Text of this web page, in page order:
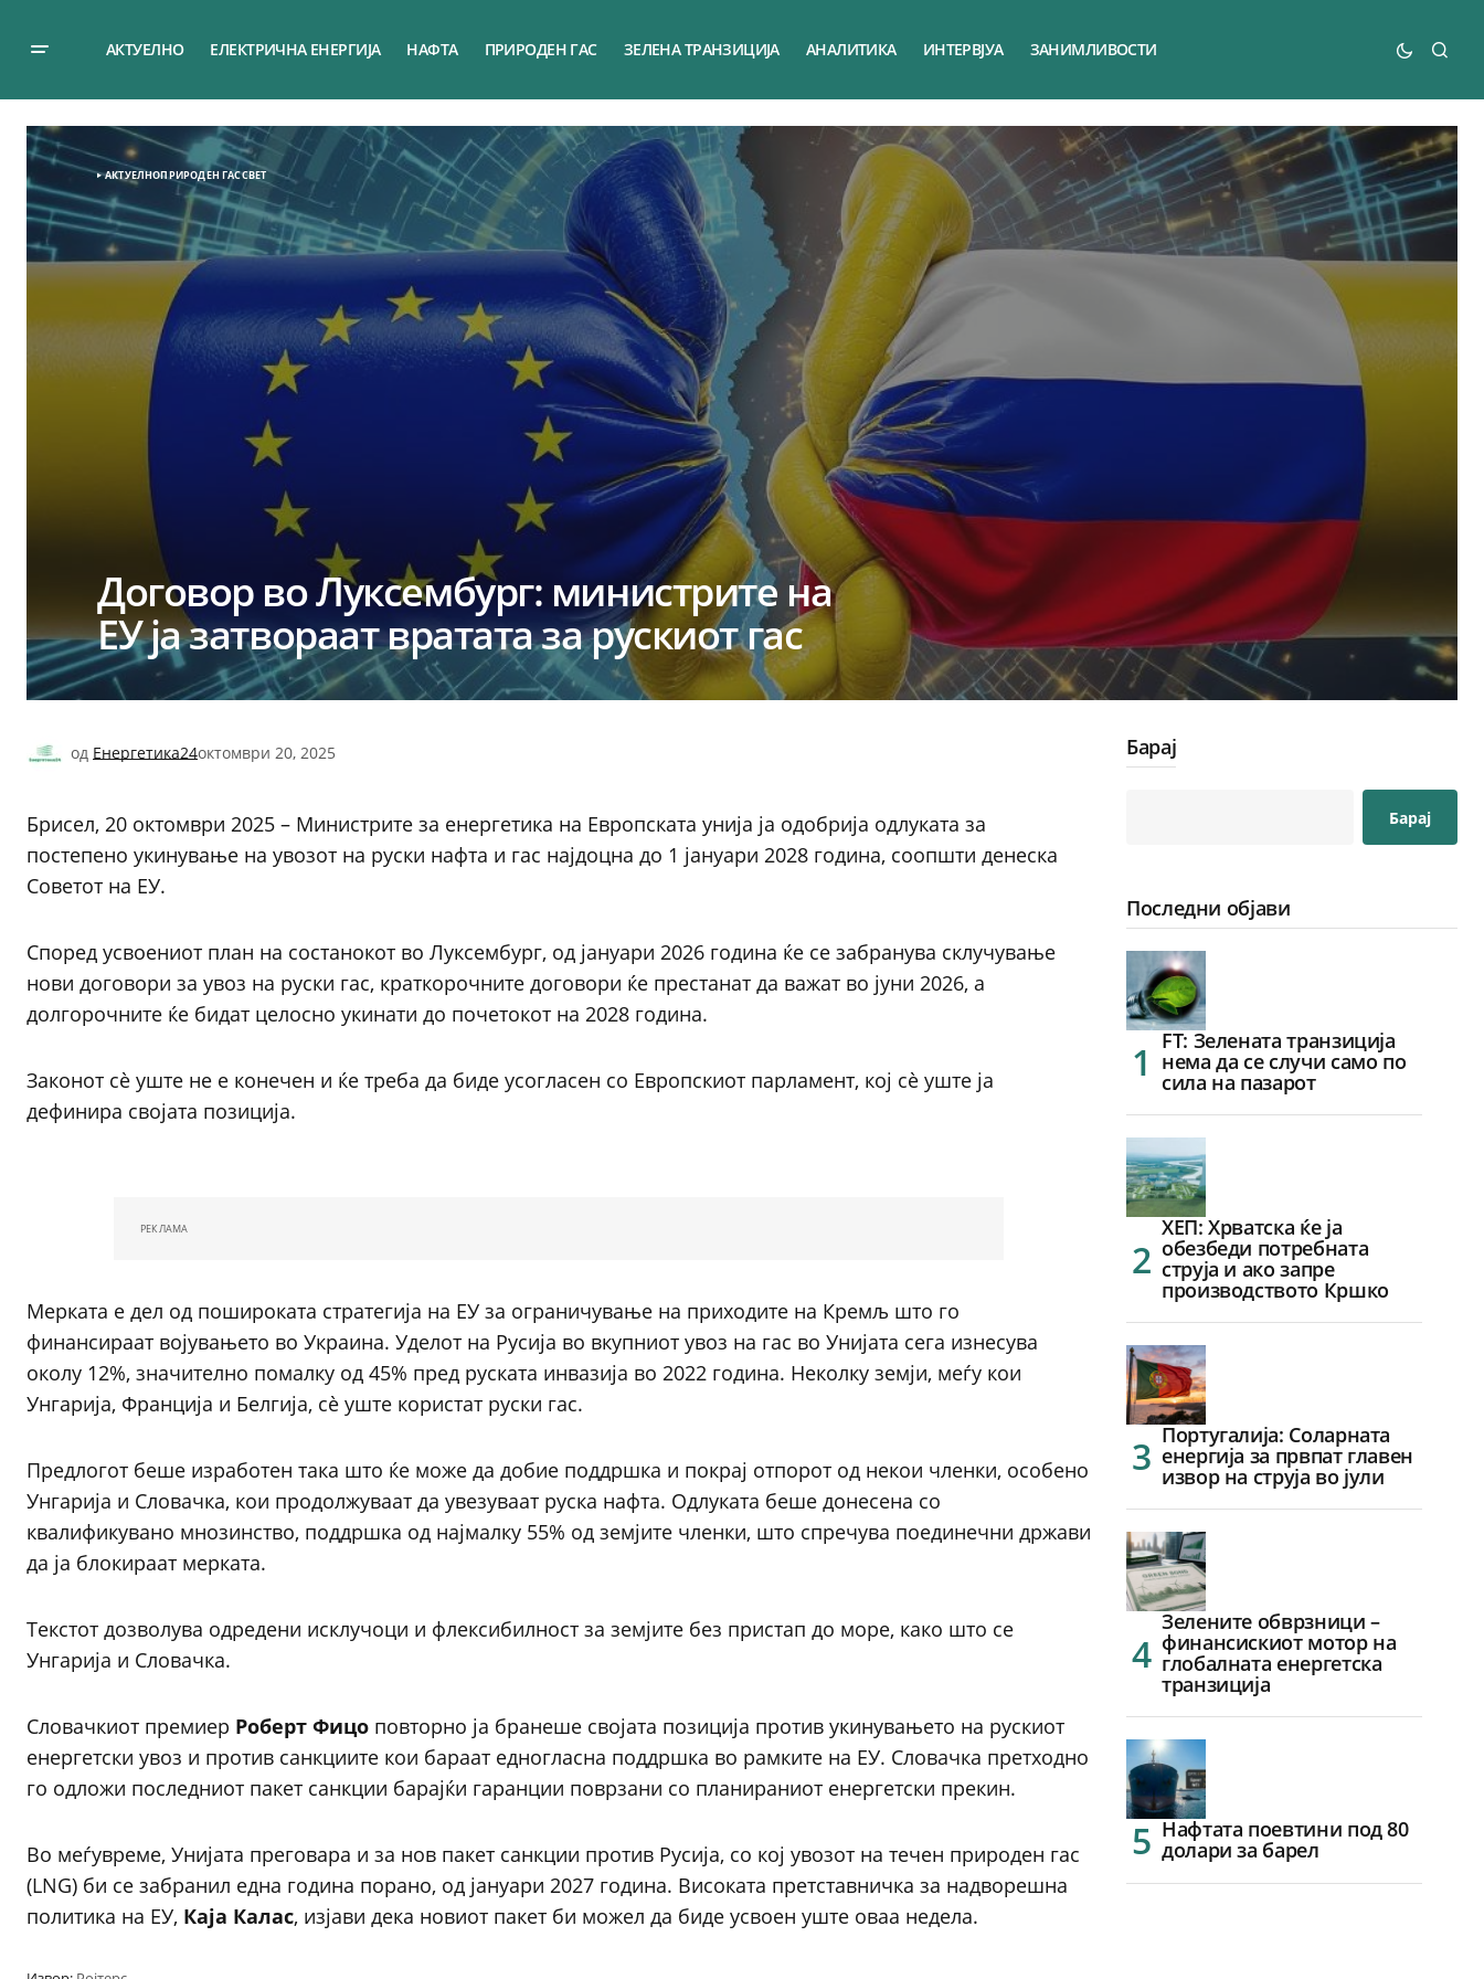
АКТУЕЛНО ЕЛЕКТРИЧНА ЕНЕРГИЈА НАФТА ПРИРОДЕН ГАС ЗЕЛЕНА ТРАНЗИЦИЈА АНАЛИТИКА ИНТЕРВЈУА ЗАНИМЛИВОСТИ
АКТУЕЛНОПРИРОДЕН ГАССВЕТ
Договор во Луксембург: министрите на
ЕУ ја затвораат вратата за рускиот гас
од Енергетика24октомври 20, 2025
Брисел, 20 октомври 2025 – Министрите за енергетика на Европската унија ја одобрија одлуката за
постепено укинување на увозот на руски нафта и гас најдоцна до 1 јануари 2028 година, соопшти денеска
Советот на ЕУ.
Според усвоениот план на состанокот во Луксембург, од јануари 2026 година ќе се забранува склучување
нови договори за увоз на руски гас, краткорочните договори ќе престанат да важат во јуни 2026, а
долгорочните ќе бидат целосно укинати до почетокот на 2028 година.
Законот сè уште не е конечен и ќе треба да биде усогласен со Европскиот парламент, кој сè уште ја
дефинира својата позиција.
РЕКЛАМА
Мерката е дел од пошироката стратегија на ЕУ за ограничување на приходите на Кремљ што го
финансираат војувањето во Украина. Уделот на Русија во вкупниот увоз на гас во Унијата сега изнесува
околу 12%, значително помалку од 45% пред руската инвазија во 2022 година. Неколку земји, меѓу кои
Унгарија, Франција и Белгија, сè уште користат руски гас.
Предлогот беше изработен така што ќе може да добие поддршка и покрај отпорот од некои членки, особено
Унгарија и Словачка, кои продолжуваат да увезуваат руска нафта. Одлуката беше донесена со
квалификувано мнозинство, поддршка од најмалку 55% од земјите членки, што спречува поединечни држави
да ја блокираат мерката.
Текстот дозволува одредени исклучоци и флексибилност за земјите без пристап до море, како што се
Унгарија и Словачка.
Словачкиот премиер Роберт Фицо повторно ја бранеше својата позиција против укинувањето на рускиот
енергетски увоз и против санкциите кои бараат едногласна поддршка во рамките на ЕУ. Словачка претходно
го одложи последниот пакет санкции барајќи гаранции поврзани со планираниот енергетски прекин.
Во меѓувреме, Унијата преговара и за нов пакет санкции против Русија, со кој увозот на течен природен гас
(LNG) би се забранил една година порано, од јануари 2027 година. Високата претставничка за надворешна
политика на ЕУ, Каја Калас, изјави дека новиот пакет би можел да биде усвоен уште оваа недела.
Барај
Барај
Последни објави
FT: Зелената транзиција
нема да се случи само по
сила на пазарот
ХЕП: Хрватска ќе ја
обезбеди потребната
струја и ако запре
производството Кршко
Португалија: Соларната
енергија за првпат главен
извор на струја во јули
Зелените обврзници –
финансискиот мотор на
глобалната енергетска
транзиција
Нафтата поевтини под 80
долари за барел